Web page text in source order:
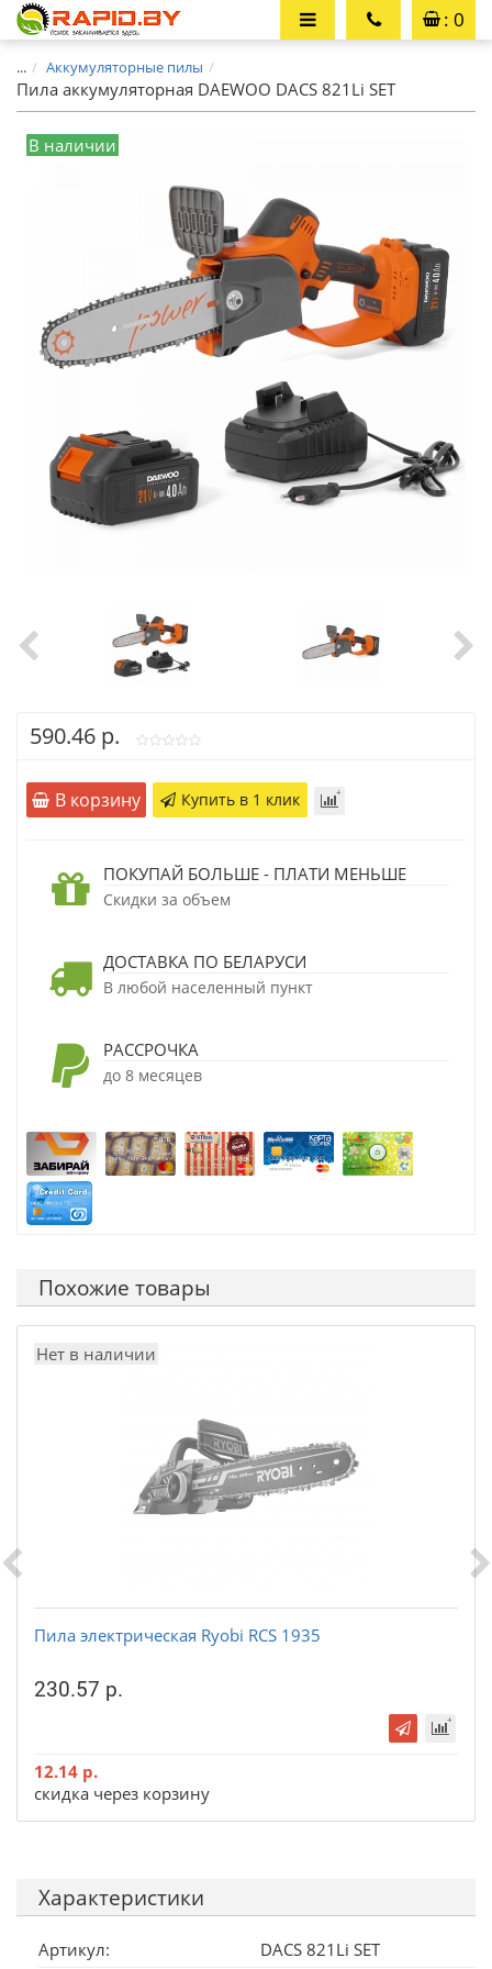
: 0
... Аккумуляторные пилы
Пила аккумуляторная DAEWOO DACS 821Li SET
В наличии
590.46 р.
В корзину Купить в 1 клик
ПОКУПАЙ БОЛЬШЕ - ПЛАТИ МЕНЬШЕ
Скидки за объем
ДОСТАВКА ПО БЕЛАРУСИ
В любой населенный пункт
РАССРОЧКА
до 8 месяцев
Похожие товары
Нет в наличии
Пила электрическая Ryobi RCS 1935
230.57 р.
12.14 р.
скидка через корзину
Характеристики
Артикул: DACS 821Li SET